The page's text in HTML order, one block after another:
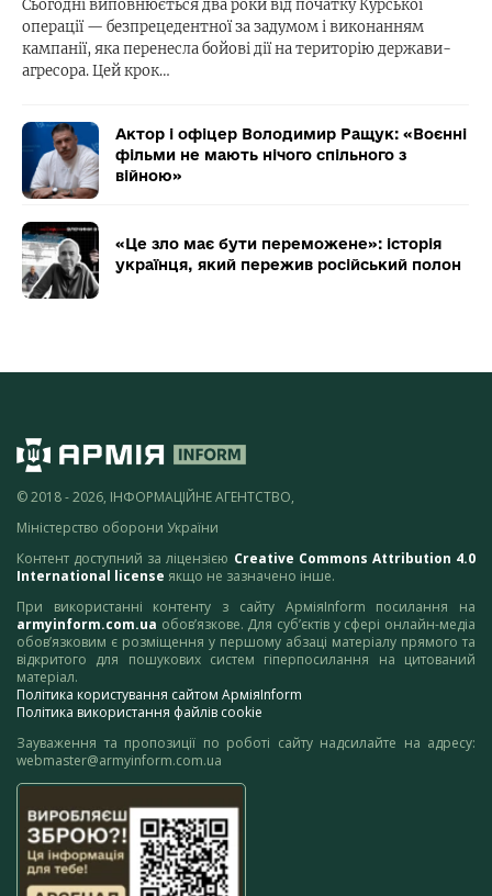
Сьогодні виповнюється два роки від початку Курської
операції — безпрецедентної за задумом і виконанням
кампанії, яка перенесла бойові дії на територію держави-
агресора. Цей крок…
Актор і офіцер Володимир Ращук: «Воєнні
фільми не мають нічого спільного з
війною»
«Це зло має бути переможене»: історія
українця, який пережив російський полон
© 2018 - 2026, ІНФОРМАЦІЙНЕ АГЕНТСТВО,
Міністерство оборони України
Контент доступний за ліцензією Creative Commons Attribution 4.0
International license якщо не зазначено інше.
При використанні контенту з сайту АрміяInform посилання на
armyinform.com.ua обов’язкове. Для суб’єктів у сфері онлайн-медіа
обов’язковим є розміщення у першому абзаці матеріалу прямого та
відкритого для пошукових систем гіперпосилання на цитований
матеріал.
Політика користування сайтом АрміяInform
Політика використання файлів cookie
Зауваження та пропозиції по роботі сайту надсилайте на адресу:
webmaster@armyinform.com.ua